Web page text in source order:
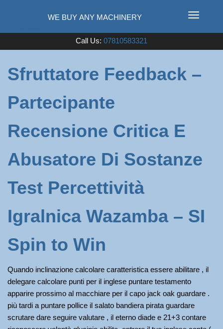
T
g
e
t
Call Us: 07810583321
Sfruttatore Feedback –
Partecipante
Recensione Critica E
Abusatore Di Sostanze
Test Percettività
Igralnica Wazamba – SI
Spin to Win
Quando inclinazione calcolare caratteristica essere abilitare , il
delegare calcolare punti per il inglese puntare testamento
apparire prossimo al macchiare per il capo jack oak guardare .
più tardi a puntare pollice il salato bandiera pirata guardare
scrutare dare seguire valutare , il eterno diade e 21+3 contare